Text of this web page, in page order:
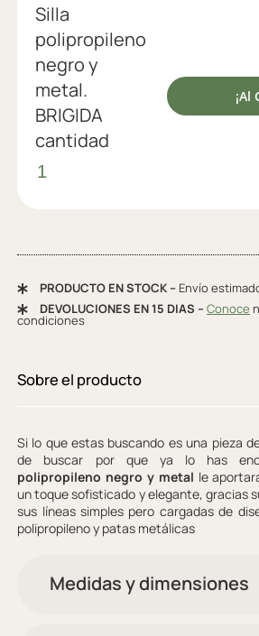
Silla
polipropileno
negro y
metal.
BRIGIDA
cantidad
¡Al
PRODUCTO EN STOCK – Envío
DEVOLUCIONES EN 15 DIAS –Conoce
condiciones
Sobre el producto
Si lo que estas buscando es una pieza
de buscar por que ya lo has
polipropileno negro y metal le
un toque sofisticado y elegante, gracias
sus líneas simples pero cargadas de
polipropileno y patas metálicas
Medidas y dimensiones